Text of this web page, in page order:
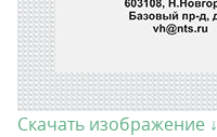
Скачать изображение ↓